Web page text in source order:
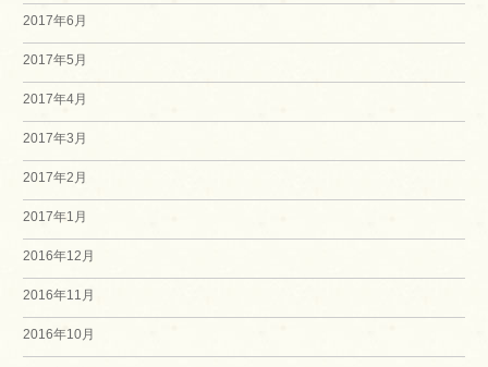
2017年6月
2017年5月
2017年4月
2017年3月
2017年2月
2017年1月
2016年12月
2016年11月
2016年10月